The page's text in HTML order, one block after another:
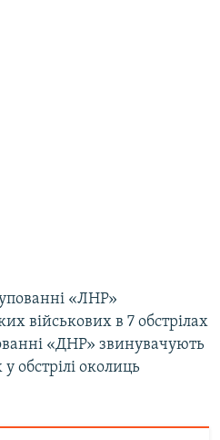
«ЛНР»
військових в 7 обстрілах
«ДНР» звинувачують
обстрілі околиць